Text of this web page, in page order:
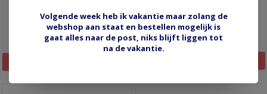
TE-0.75L lichtblauw 100
stuks
€2,25
TE-1.00 rood 100 stuks
€2,25
Volgende week heb ik vakantie maar zolang de
webshop aan staat en bestellen mogelijk is
gaat alles naar de post, niks blijft liggen tot
na de vakantie.